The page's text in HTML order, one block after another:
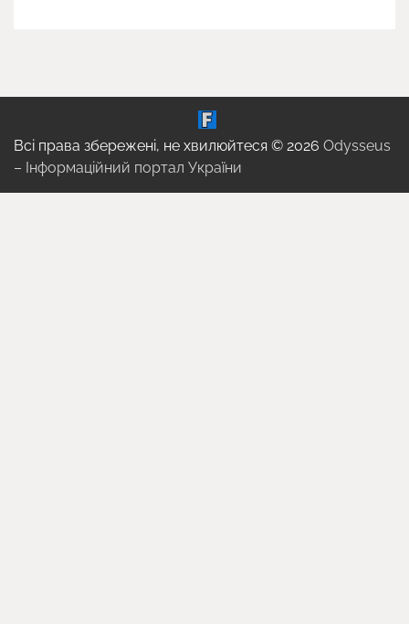
Всі права збережені, не хвилюйтеся © 2026 Odysseus
– Інформаційний портал України